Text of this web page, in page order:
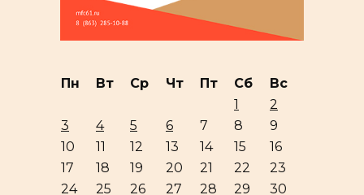
Пн Вт Ср Чт Пт Сб
Вс
1
2
3
4 5 6 7 8
9
10
11 12 13 14 15
16
17
18 19 20 21 22
23
24
25 26 27 28 29
30